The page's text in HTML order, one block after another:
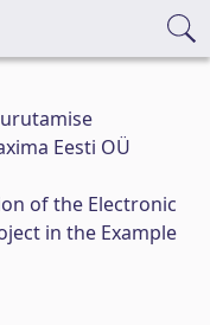
Eesti OÜ
of the Electronic
in the Example